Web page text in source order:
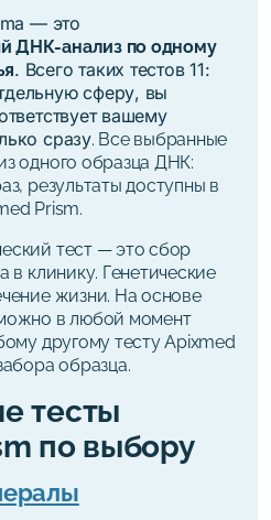
— это
ДНК-анализ по одному
. Всего таких тестов 11:
сферу, вы
вашему
сразу. Все выбранные
одного образца ДНК:
результаты доступны в
Prism.
тест — это сбор
в клинику. Генетические
жизни. На основе
в любой момент
другому тесту Apixmed
образца.
тесты
по выбору